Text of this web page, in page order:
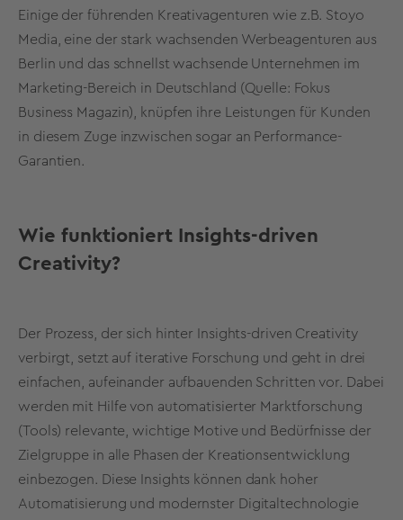
Einige der führenden Kreativagenturen wie z.B. Stoyo
Media, eine der stark wachsenden Werbeagenturen aus
Berlin und das schnellst wachsende Unternehmen im
Marketing-Bereich in Deutschland (Quelle: Fokus
Business Magazin), knüpfen ihre Leistungen für Kunden
in diesem Zuge inzwischen sogar an Performance-
Garantien.
Wie funktioniert Insights-driven
Creativity?
Der Prozess, der sich hinter Insights-driven Creativity
verbirgt, setzt auf iterative Forschung und geht in drei
einfachen, aufeinander aufbauenden Schritten vor. Dabei
werden mit Hilfe von automatisierter Marktforschung
(Tools) relevante, wichtige Motive und Bedürfnisse der
Zielgruppe in alle Phasen der Kreationsentwicklung
einbezogen. Diese Insights können dank hoher
Automatisierung und modernster Digitaltechnologie